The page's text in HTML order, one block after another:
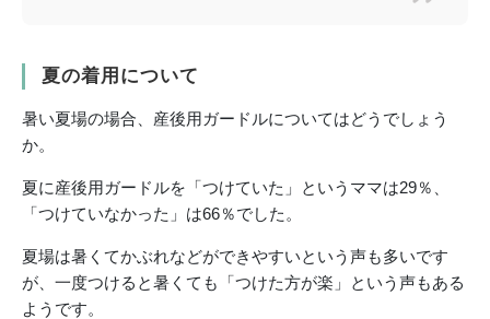
夏の着用について
暑い夏場の場合、産後用ガードルについてはどうでしょう
か。
夏に産後用ガードルを「つけていた」というママは29％、
「つけていなかった」は66％でした。
夏場は暑くてかぶれなどができやすいという声も多いです
が、一度つけると暑くても「つけた方が楽」という声もある
ようです。